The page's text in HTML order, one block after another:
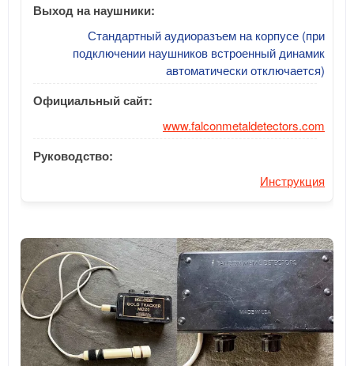
Выход на наушники:
Стандартный аудиоразъем на корпусе (при
подключении наушников встроенный динамик
автоматически отключается)
Официальный сайт:
www.falconmetaldetectors.com
Руководство:
Инструкция